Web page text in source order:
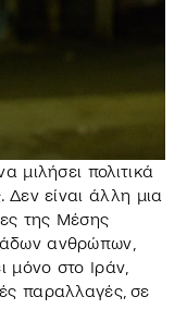
μιλήσει πολιτικά
Δεν είναι άλλη μια
της Μέσης
ανθρώπων,
μόνο στο Ιράν,
παραλλαγές, σε